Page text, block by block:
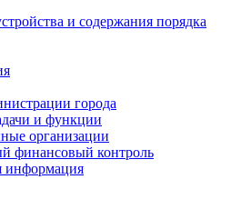
и содержания порядка
города
и функции
организации
финансовый контроль
информация